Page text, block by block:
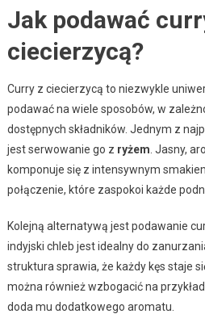
Jak podawać
ciecierzycą?
Curry z ciecierzycą to niezwykle
podawać na wiele sposobów, w
dostępnych składników. Jednym z
jest serwowanie go z ryżem . Jasny,
komponuje się z intensywnym
połączenie, które zaspokoi każde
Kolejną alternatywą jest podawanie
indyjski chleb jest idealny do
struktura sprawia, że każdy kęs staje
można również wzbogacić na
doda mu dodatkowego aromatu.